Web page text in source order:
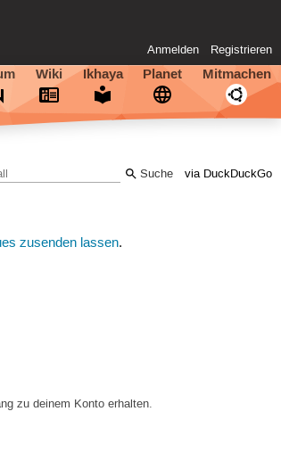
Anmelden Registrieren
Wiki Ikhaya Planet Mitmachen
via DuckDuckGo
zusenden lassen.
zu deinem Konto erhalten.